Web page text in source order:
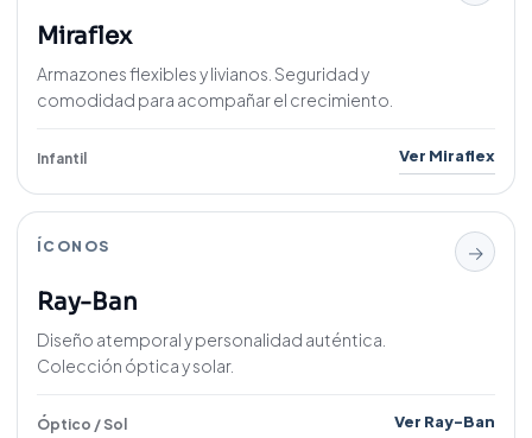
Miraflex
Armazones flexibles y livianos. Seguridad y
comodidad para acompañar el crecimiento.
Infantil Ver Miraflex
ÍCONOS →
Ray-Ban
Diseño atemporal y personalidad auténtica.
Colección óptica y solar.
Óptico / Sol Ver Ray-Ban